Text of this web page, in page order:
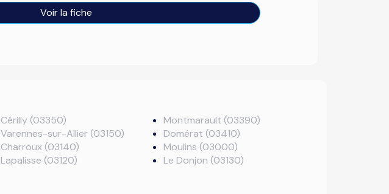
Voir la fiche
Cérilly (03350)
Varennes-sur-Allier (03150)
Charroux (03140)
Lapalisse (03120)
Montmarault (03390)
Domérat (03410)
Moulins (03000)
Le Donjon (03130)